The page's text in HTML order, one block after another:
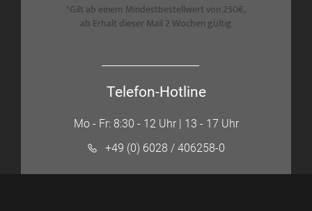
*Gilt ab einem Mindestbestellwert von 250€,
ab Erhalt dieser Mail 2 Wochen gültig
Telefon-Hotline
Mo - Fr: 8:30 - 12 Uhr | 13 - 17 Uhr
+49 (0) 6028 / 406258-0